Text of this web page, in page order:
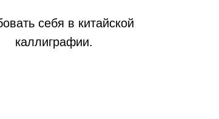
себя в китайской
каллиграфии.